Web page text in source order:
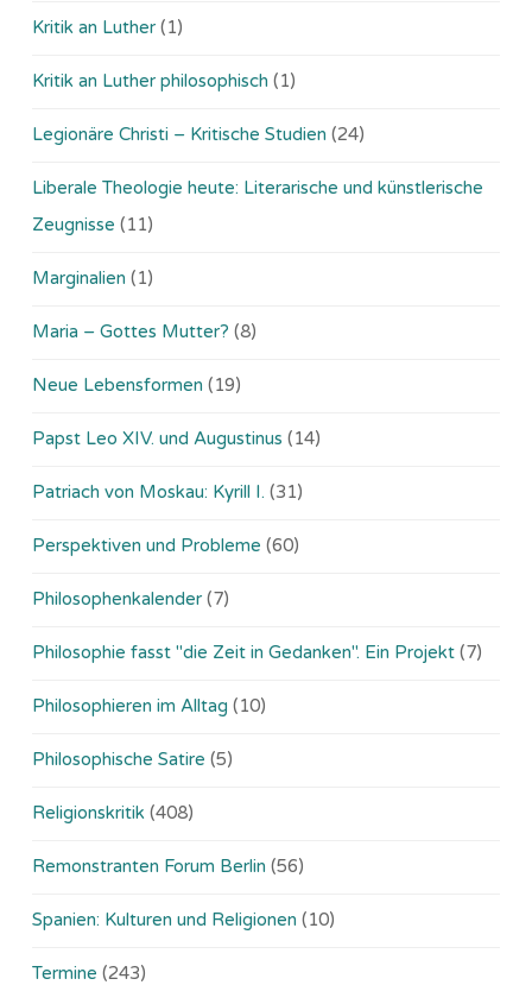
Kritik an Luther (1)
Kritik an Luther philosophisch (1)
Legionäre Christi – Kritische Studien (24)
Liberale Theologie heute: Literarische und künstlerische
Zeugnisse (11)
Marginalien (1)
Maria – Gottes Mutter? (8)
Neue Lebensformen (19)
Papst Leo XIV. und Augustinus (14)
Patriach von Moskau: Kyrill I. (31)
Perspektiven und Probleme (60)
Philosophenkalender (7)
Philosophie fasst "die Zeit in Gedanken". Ein Projekt (7)
Philosophieren im Alltag (10)
Philosophische Satire (5)
Religionskritik (408)
Remonstranten Forum Berlin (56)
Spanien: Kulturen und Religionen (10)
Termine (243)